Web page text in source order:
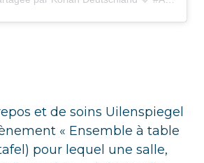
et de soins Uilenspiegel
« Ensemble à table
pour lequel une salle,